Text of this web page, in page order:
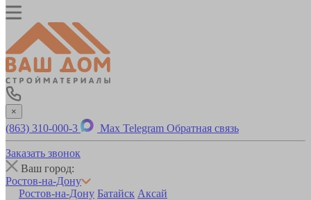
×
(863) 310-000-3 Max Telegram Обратная связь
Заказать звонок
Ваш город:
Ростов-на-Дону
Ростов-на-Дону Батайск Аксай